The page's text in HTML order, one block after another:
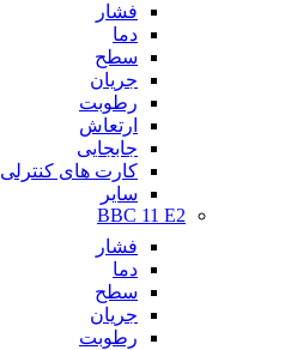
فشار
دما
سطح
جریان
رطوبت
ارتعاش
جابجایی
کارت های کنترلی
سایر
BBC 11 E2
فشار
دما
سطح
جریان
رطوبت